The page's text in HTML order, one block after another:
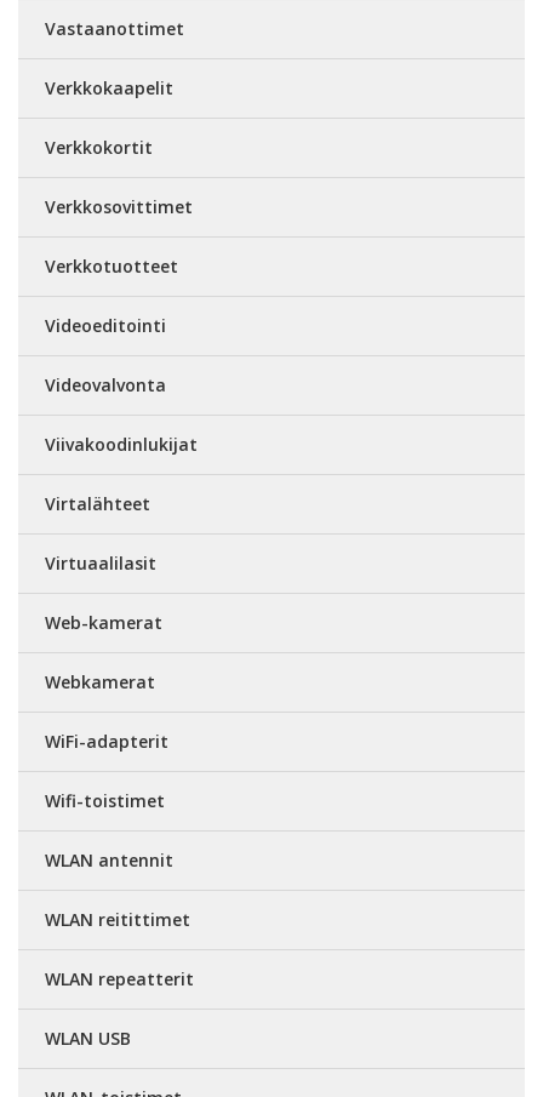
Vastaanottimet
Verkkokaapelit
Verkkokortit
Verkkosovittimet
Verkkotuotteet
Videoeditointi
Videovalvonta
Viivakoodinlukijat
Virtalähteet
Virtuaalilasit
Web-kamerat
Webkamerat
WiFi-adapterit
Wifi-toistimet
WLAN antennit
WLAN reitittimet
WLAN repeatterit
WLAN USB